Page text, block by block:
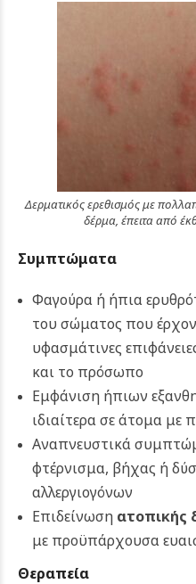
Δερματικός ερεθισμός με
δέρμα, έπειτα από
Συμπτώματα
Φαγούρα ή ήπια
του σώματος που
υφασμάτινες
και το πρόσωπο
Εμφάνιση ήπιων
ιδιαίτερα σε άτομα με
Αναπνευστικά
φτέρνισμα, βήχας ή
αλλεργιογόνων
Επιδείνωση ατοπικής
με προϋπάρχουσα
Θεραπεία